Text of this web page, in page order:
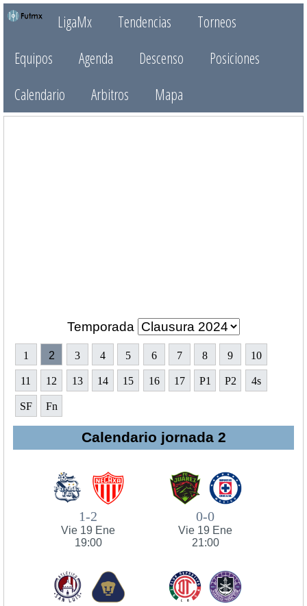
LigaMx Tendencias
Torneos
Equipos
Agenda Descenso
Posiciones
Calendario
Arbitros Mapa
Temporada
1 2 3 4 5 6 7 8 9 10
11 12 13 14 15 16 17 P1 P2 4s
SF Fn
Calendario jornada 2
1-2
Vie 19 Ene
19:00
0-0
Vie 19 Ene
21:00